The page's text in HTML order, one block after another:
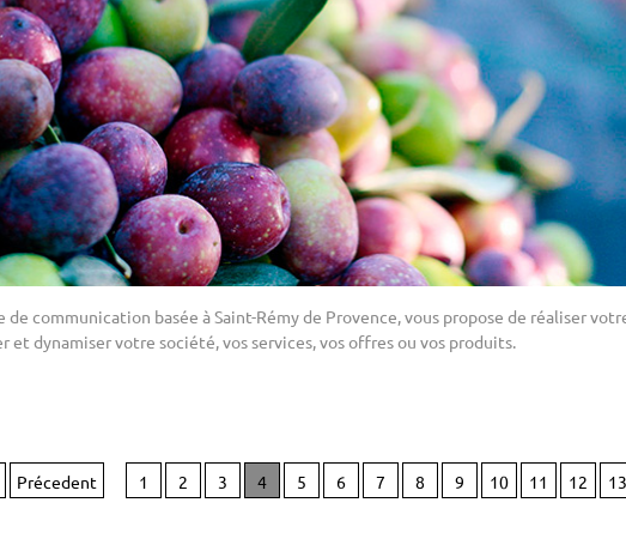
de communication basée à Saint-Rémy de Provence, vous propose de réaliser
et dynamiser votre société, vos services, vos offres ou vos produits.
Précedent 1 2 3 4 5 6 7 8 9 10 11 12 13